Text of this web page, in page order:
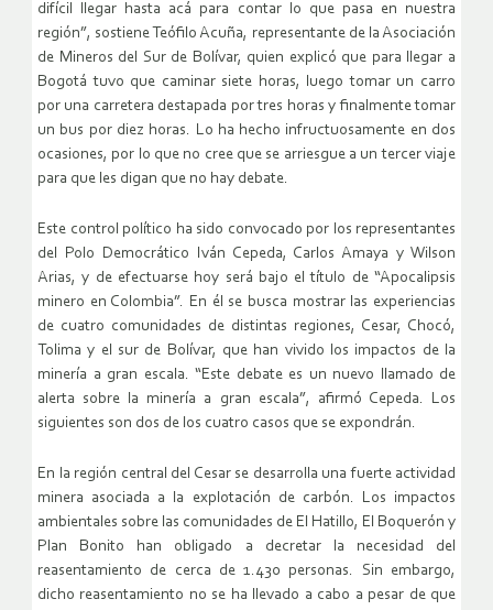
difícil llegar hasta acá para contar lo que pasa en nuestra
región”, sostiene Teófilo Acuña, representante de la Asociación
de Mineros del Sur de Bolívar, quien explicó que para llegar a
Bogotá tuvo que caminar siete horas, luego tomar un carro
por una carretera destapada por tres horas y finalmente tomar
un bus por diez horas. Lo ha hecho infructuosamente en dos
ocasiones, por lo que no cree que se arriesgue a un tercer viaje
para que les digan que no hay debate.
Este control político ha sido convocado por los representantes
del Polo Democrático Iván Cepeda, Carlos Amaya y Wilson
Arias, y de efectuarse hoy será bajo el título de “Apocalipsis
minero en Colombia”. En él se busca mostrar las experiencias
de cuatro comunidades de distintas regiones, Cesar, Chocó,
Tolima y el sur de Bolívar, que han vivido los impactos de la
minería a gran escala. “Este debate es un nuevo llamado de
alerta sobre la minería a gran escala”, afirmó Cepeda. Los
siguientes son dos de los cuatro casos que se expondrán.
En la región central del Cesar se desarrolla una fuerte actividad
minera asociada a la explotación de carbón. Los impactos
ambientales sobre las comunidades de El Hatillo, El Boquerón y
Plan Bonito han obligado a decretar la necesidad del
reasentamiento de cerca de 1.430 personas. Sin embargo,
dicho reasentamiento no se ha llevado a cabo a pesar de que